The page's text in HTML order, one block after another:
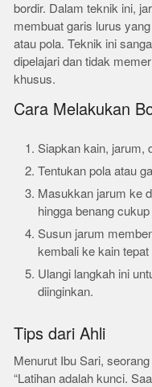
bordir. Dalam teknik ini,
membuat garis lurus
atau pola. Teknik ini
dipelajari dan tidak
khusus.
Cara Melakukan
Siapkan kain, jarum,
Tentukan pola atau
Masukkan jarum ke
hingga benang
Susun jarum
kembali ke kain
Ulangi langkah ini
diinginkan.
Tips dari Ahli
Menurut Ibu Sari,
“Latihan adalah kunci.